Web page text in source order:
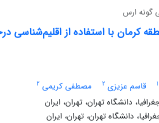
گونه ارس
کرمان با استفاده از اقلیم‌شناسی
1 قاسم عزیزی 2 مصطفی کریمی 2
دانشگاه تهران، تهران، ایران
دانشگاه تهران، تهران، ایران